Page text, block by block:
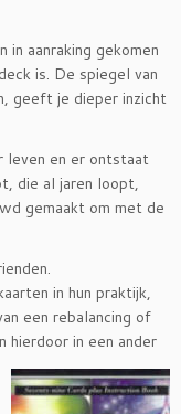
aanraking gekomen
is. De spiegel van
geeft je dieper inzicht
en er ontstaat
die al jaren loopt,
gemaakt om met de
in hun praktijk,
een rebalancing of
hierdoor in een ander